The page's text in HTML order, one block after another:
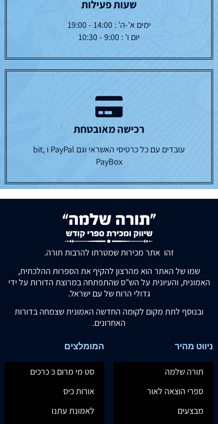
שעות פעילות
ימים א'-ה' : 14:00 - 19:00
יום ו' : 9:00 - 10:30
רכישה מאובטחת
עובדים עם כל כרטיסי האשראי וגם PayPal ו bit,
PayBox
זהו אתר מכירות שמטרתו להרבות תורה.
שמו של האתר הוא מהרצון להקיף את הספרות ההלכתית,
האמונית, והעיונית על הש"ס שהתפתחה במרוצת הדורות על ידי
גדולי הרוח של עם ישראל.
ובנוסף לתת מקום לקומה החדשה האמונית שצמחה בדורות
האחרונים.
ניווט מהיר
תורה שלמה
ספרי הוצאה לאור
מבצעים
המומלצים
סט מי מרום כ כרכים
אורות כיס
לאמונת עתנו